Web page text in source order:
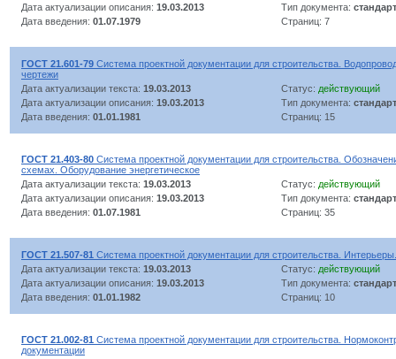
Дата актуализации описания: 19.03.2013 Тип документа: стандарт
Дата введения: 01.07.1979 Страниц: 7
ГОСТ 21.601-79 Система проектной документации для строительства.
чертежи
Дата актуализации текста: 19.03.2013 Статус: действующий
Дата актуализации описания: 19.03.2013 Тип документа: стандарт
Дата введения: 01.01.1981 Страниц: 15
ГОСТ 21.403-80 Система проектной документации для строительства.
схемах. Оборудование энергетическое
Дата актуализации текста: 19.03.2013 Статус: действующий
Дата актуализации описания: 19.03.2013 Тип документа: стандарт
Дата введения: 01.07.1981 Страниц: 35
ГОСТ 21.507-81 Система проектной документации для строительства.
Дата актуализации текста: 19.03.2013 Статус: действующий
Дата актуализации описания: 19.03.2013 Тип документа: стандарт
Дата введения: 01.01.1982 Страниц: 10
ГОСТ 21.002-81 Система проектной документации для строительства.
документации